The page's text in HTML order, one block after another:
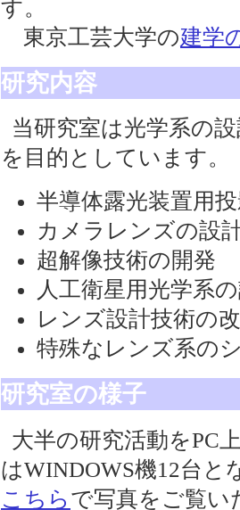
す。
東京工芸大学の建学
研究内容
当研究室は光学系の
を目的としています。
半導体露光装置用
カメラレンズの設
超解像技術の開発
人工衛星用光学系
レンズ設計技術の
特殊なレンズ系の
研究室の様子
大半の研究活動をPC
はWINDOWS機12台
こちら で写真をご覧い